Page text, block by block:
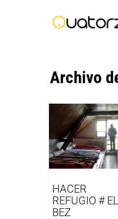
Archivo
HACER
REFUGIO # EL
BEZ